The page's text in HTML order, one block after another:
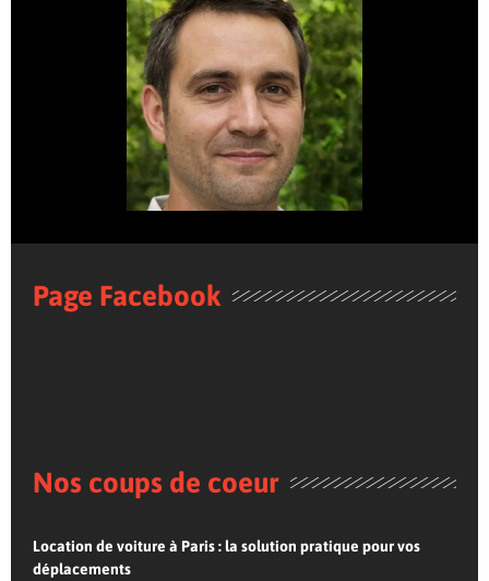
Page Facebook
Nos coups de coeur
Location de voiture à Paris : la solution pratique pour vos
déplacements